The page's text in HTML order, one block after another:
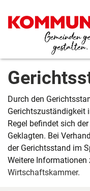
Durch den
Gerichtszuständigkeit
Regel befindet sich
Geklagten. Bei
der Gerichtsstand im
Weitere
Wirtschaftskammer.